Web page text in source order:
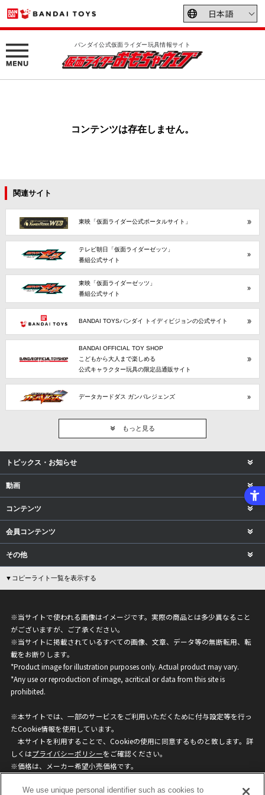
バンダイ公式仮面ライダー玩具情報サイト
コンテンツは存在しません。
関連サイト
東映「仮面ライダー公式ポータルサイト」
テレビ朝日「仮面ライダーゼッツ」
番組公式サイト
東映「仮面ライダーゼッツ」
番組公式サイト
BANDAI TOYSバンダイ トイディビジョンの公式サイト
BANDAI OFFICIAL TOY SHOP
こどもから大人まで楽しめる
公式キャラクター玩具の限定品通販サイト
データカードダス ガンバレジェンズ
もっと見る
トピックス・お知らせ
動画
コンテンツ
会員コンテンツ
その他
▼コピーライト一覧を表示する
※当サイトで使われる画像はイメージです。実際の商品とは多少異なること
がございますが、ご了承ください。
※当サイトに掲載されているすべての画像、文章、データ等の無断転用、転
載をお断りします。
*Product image for illustration purposes only. Actual product may vary.
*Any use or reproduction of image, acritical or data from this site is
prohibited.
※本サイトでは、一部のサービスをご利用いただくために付与設定等を行っ
たCookie情報を使用しています。
本サイトを利用することで、Cookieの使用に同意するものと致します。詳
しくはプライバシーポリシーをご確認ください。
※価格は、メーカー希望小売価格です。
ざいますのでご了承ください。
We use unique personal identifier such as cookies to